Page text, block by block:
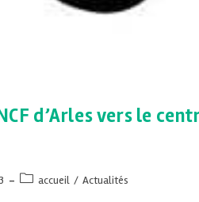
d’Arles vers le
accueil / Actualités